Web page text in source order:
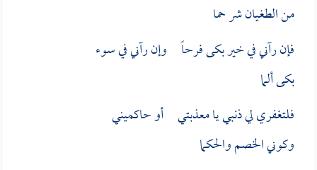
من الطغيان شر حما
فإن رآني في خير بكى فرحاً وإن رآني في سوء
بكى ألما
فلتغفري لي ذنبي يا معذبتي أو حاكميني
وكوني الخصم والحكما